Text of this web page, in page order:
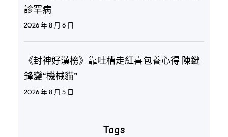
診罕病
2026 年 8 月 6 日
《封神好漢榜》靠吐槽走紅喜包養心得 陳鍵
鋒變“機械貓”
2026 年 8 月 5 日
Tags